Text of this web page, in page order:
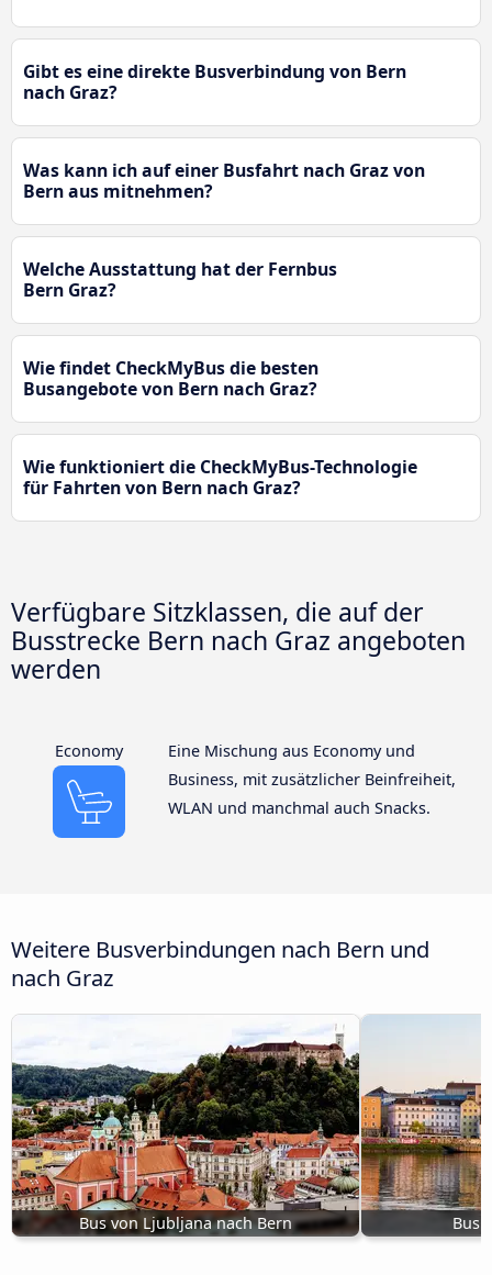
Gibt es eine direkte Busverbindung von Bern
nach Graz?
Was kann ich auf einer Busfahrt nach Graz von
Bern aus mitnehmen?
Welche Ausstattung hat der Fernbus
Bern Graz?
Wie findet CheckMyBus die besten
Busangebote von Bern nach Graz?
Wie funktioniert die CheckMyBus-Technologie
für Fahrten von Bern nach Graz?
Verfügbare Sitzklassen, die auf der
Busstrecke Bern nach Graz angeboten
werden
Economy
Eine Mischung aus Economy und
Business, mit zusätzlicher Beinfreiheit,
WLAN und manchmal auch Snacks.
Weitere Busverbindungen nach Bern und
nach Graz
Bus von Ljubljana nach Bern Bus